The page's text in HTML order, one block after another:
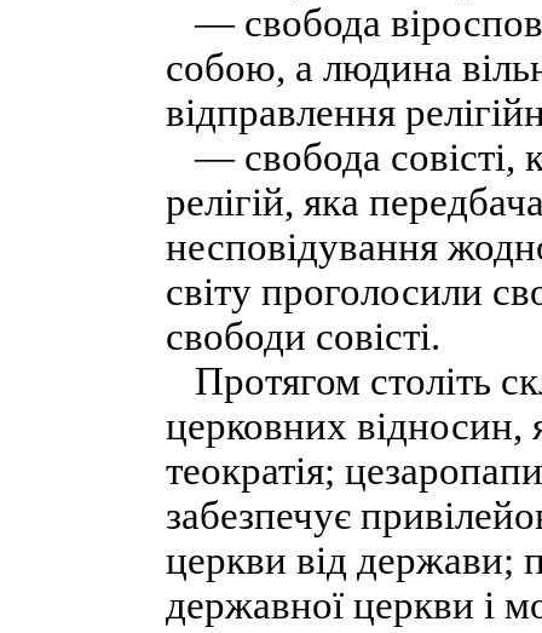
— свобода
собою, а людина
відправлення
— свобода совісті,
релігій, яка
несповідування
світу проголосили
свободи совісті.
Протягом століть
церковних відносин,
теократія;
забезпечує
церкви від держави;
державної церкви і